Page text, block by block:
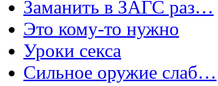
Заманить в ЗАГС раз…
Это кому-то нужно
Уроки секса
Сильное оружие слаб…